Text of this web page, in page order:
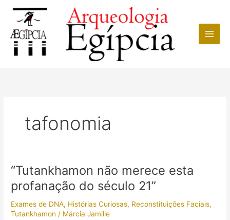
conteúdo
tafonomia
“Tutankhamon não merece esta
profanação do século 21”
Exames de DNA, Histórias Curiosas, Reconstituições Faciais,
Tutankhamon / Márcia Jamille